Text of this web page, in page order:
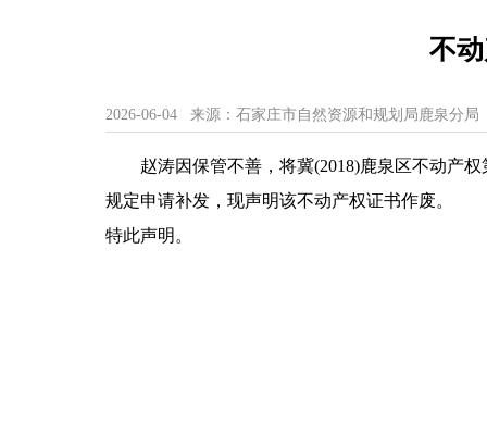
不
2026-06-04 来源：石家庄市自然资源和规划局鹿泉分局
赵涛因保管不善，将冀(2018)鹿泉区不动产
规定申请补发，现声明该不动产权证书作废。
特此声明。